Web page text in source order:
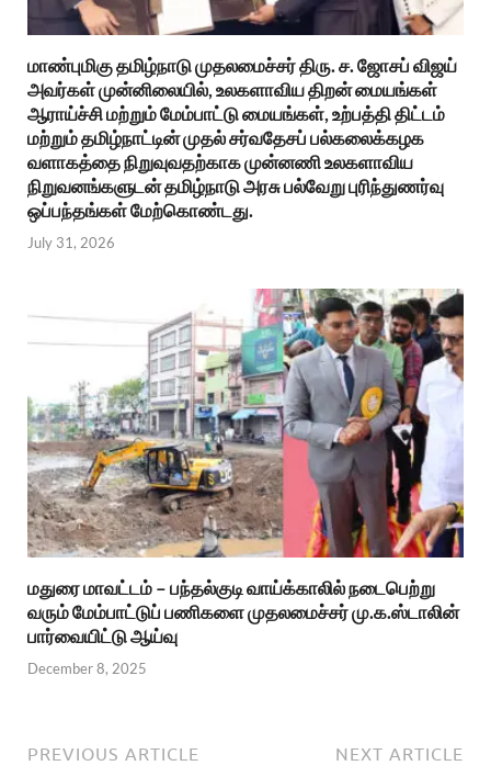
மாண்புமிகு தமிழ்நாடு முதலமைச்சர் திரு. ச. ஜோசப் விஜய்
அவர்கள் முன்னிலையில், உலகளாவிய திறன் மையங்கள்
ஆராய்ச்சி மற்றும் மேம்பாட்டு மையங்கள், உற்பத்தி திட்டம்
மற்றும் தமிழ்நாட்டின் முதல் சர்வதேசப் பல்கலைக்கழக
வளாகத்தை நிறுவுவதற்காக முன்னணி உலகளாவிய
நிறுவனங்களுடன் தமிழ்நாடு அரசு பல்வேறு புரிந்துணர்வு
ஒப்பந்தங்கள் மேற்கொண்டது.
July 31, 2026
மதுரை மாவட்டம் – பந்தல்குடி வாய்க்காலில் நடைபெற்று
வரும் மேம்பாட்டுப் பணிகளை முதலமைச்சர் மு.க.ஸ்டாலின்
பார்வையிட்டு ஆய்வு
December 8, 2025
PREVIOUS ARTICLE NEXT ARTICLE